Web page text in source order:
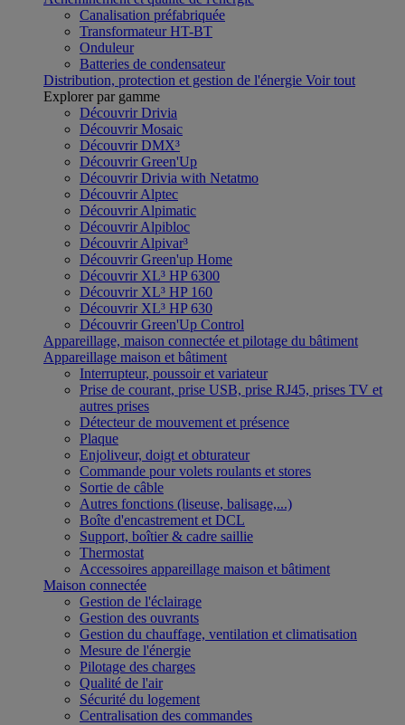
Canalisation préfabriquée
Transformateur HT-BT
Onduleur
Batteries de condensateur
Distribution, protection et gestion de l'énergie Voir tout
Explorer par gamme
Découvrir Drivia
Découvrir Mosaic
Découvrir DMX³
Découvrir Green'Up
Découvrir Drivia with Netatmo
Découvrir Alptec
Découvrir Alpimatic
Découvrir Alpibloc
Découvrir Alpivar³
Découvrir Green'up Home
Découvrir XL³ HP 6300
Découvrir XL³ HP 160
Découvrir XL³ HP 630
Découvrir Green'Up Control
Appareillage, maison connectée et pilotage du bâtiment
Appareillage maison et bâtiment
Interrupteur, poussoir et variateur
Prise de courant, prise USB, prise RJ45, prises TV et
autres prises
Détecteur de mouvement et présence
Plaque
Enjoliveur, doigt et obturateur
Commande pour volets roulants et stores
Sortie de câble
Autres fonctions (liseuse, balisage,...)
Boîte d'encastrement et DCL
Support, boîtier & cadre saillie
Thermostat
Accessoires appareillage maison et bâtiment
Maison connectée
Gestion de l'éclairage
Gestion des ouvrants
Gestion du chauffage, ventilation et climatisation
Mesure de l'énergie
Pilotage des charges
Qualité de l'air
Sécurité du logement
Centralisation des commandes